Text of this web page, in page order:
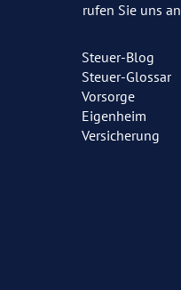
rufen Sie uns
Steuer-Blog
Steuer-Glossar
Vorsorge
Eigenheim
Versicherung